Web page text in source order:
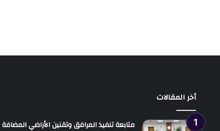
أخر المقالات
متابعة تنفيذ المرافق وتقنين الأراضي المضافة